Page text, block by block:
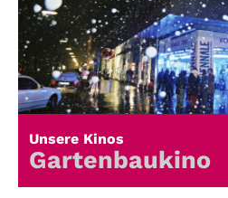
Events
So geht’s
Filmpakete
Gutscheine
& Filmpässe
Unsere Kinos
Gartenbaukino